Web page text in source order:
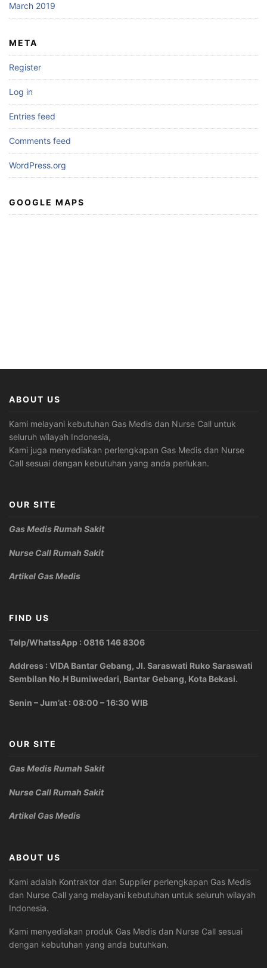
March 2019
META
Register
Log in
Entries feed
Comments feed
WordPress.org
GOOGLE MAPS
ABOUT US
Kami melayani kebutuhan Gas Medis dan Nurse Call untuk
seluruh wilayah Indonesia,
Kami juga menyediakan perlengkapan Gas Medis dan Nurse
Call sesuai dengan kebutuhan yang anda perlukan.
OUR SITE
Gas Medis Rumah Sakit
Nurse Call Rumah Sakit
Artikel Gas Medis
FIND US
Telp/WhatssApp : 0816 146 8306
Address : VIDA Bantar Gebang, Jl. Saraswati Ruko Saraswati
Sembilan No.H Bumiwedari, Bantar Gebang, Kota Bekasi.
Senin – Jum’at : 08:00 – 16:30 WIB
OUR SITE
Gas Medis Rumah Sakit
Nurse Call Rumah Sakit
Artikel Gas Medis
ABOUT US
Kami adalah Kontraktor dan Supplier perlengkapan Gas Medis
dan Nurse Call yang melayani kebutuhan untuk seluruh wilayah
Indonesia.
Kami menyediakan produk Gas Medis dan Nurse Call sesuai
dengan kebutuhan yang anda butuhkan.